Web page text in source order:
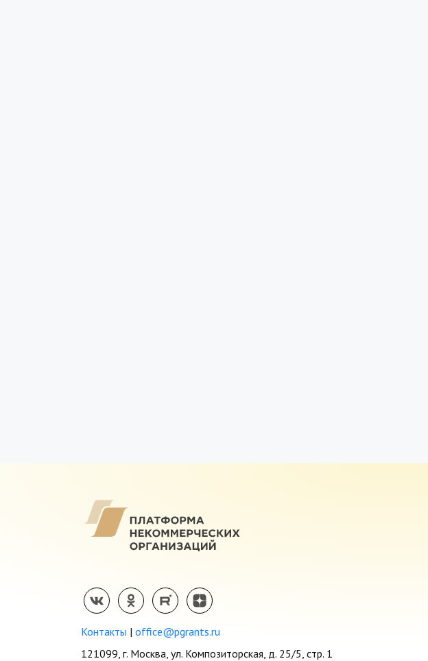
Контакты | office@pgrants.ru
121099, г. Москва, ул. Композиторская, д. 25/5, стр. 1